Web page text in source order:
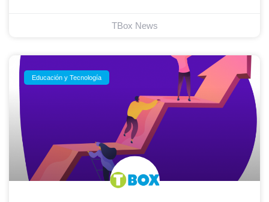
TBox News
Educación y Tecnología